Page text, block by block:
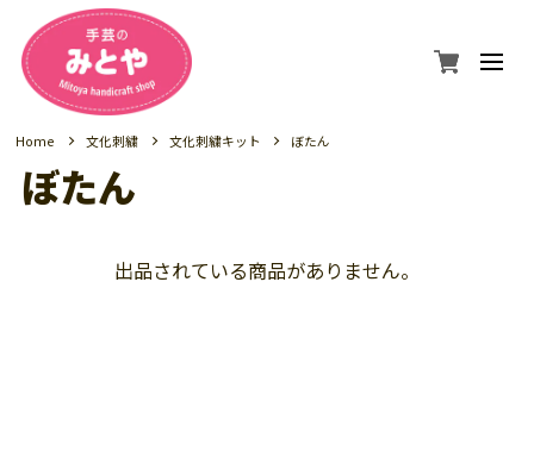
Home 文化刺繍 文化刺繍キット ぼたん
ぼたん
出品されている商品がありません。